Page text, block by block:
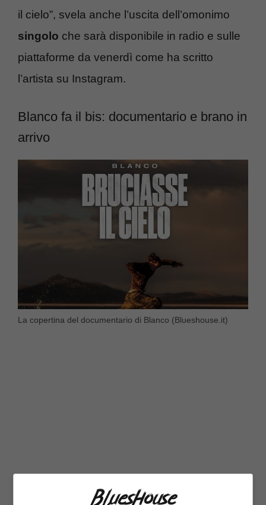
il cielo”, svela anche l’uscita dell’omonimo
singolo che sarà disponibile in radio e sulle
piattaforme da venerdì come ha scritto
l’artista su Instagram.
Blanco fa il bis: documentario e brano in
arrivo
La copertina del documentario di Blanco (Blueshouse.it)